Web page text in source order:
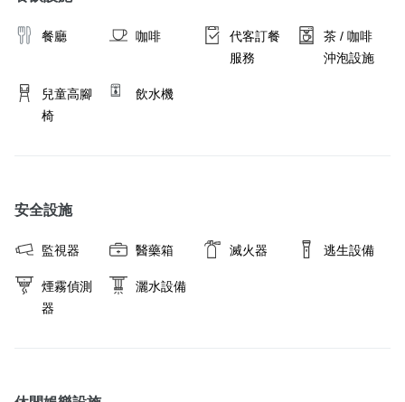
餐廳 咖啡
代客訂餐
服務
茶 / 咖啡
沖泡設施
兒童高腳
椅
飲水機
安全設施
監視器 醫藥箱 滅火器 逃生設備
煙霧偵測
器
灑水設備